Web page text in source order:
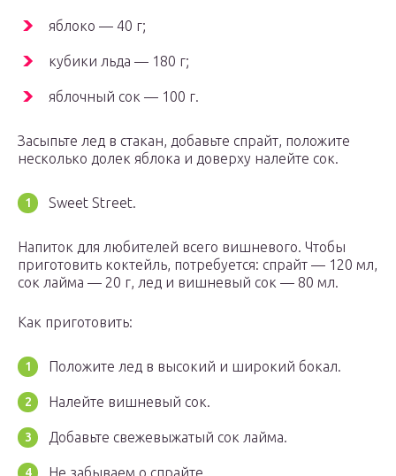
яблоко — 40 г;
кубики льда — 180 г;
яблочный сок — 100 г.
Засыпьте лед в стакан, добавьте спрайт, положите
несколько долек яблока и доверху налейте сок.
Sweet Street.
Напиток для любителей всего вишневого. Чтобы
приготовить коктейль, потребуется: спрайт — 120 мл,
сок лайма — 20 г, лед и вишневый сок — 80 мл.
Как приготовить:
Положите лед в высокий и широкий бокал.
Налейте вишневый сок.
Добавьте свежевыжатый сок лайма.
Не забываем о спрайте.